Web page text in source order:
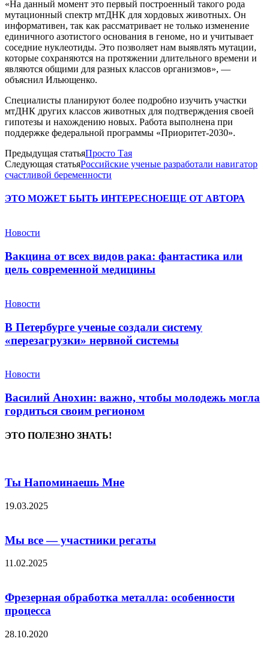
«На данный момент это первый построенный такого рода
мутационный спектр мтДНК для хордовых животных. Он
информативен, так как рассматривает не только изменение
единичного азотистого основания в геноме, но и учитывает
соседние нуклеотиды. Это позволяет нам выявлять мутации,
которые сохраняются на протяжении длительного времени и
являются общими для разных классов организмов», —
объяснил Ильющенко.
Специалисты планируют более подробно изучить участки
мтДНК других классов животных для подтверждения своей
гипотезы и нахождению новых. Работа выполнена при
поддержке федеральной программы «Приоритет-2030».
Предыдущая статьяПросто Тая
Следующая статьяРоссийские ученые разработали навигатор
счастливой беременности
ЭТО МОЖЕТ БЫТЬ ИНТЕРЕСНОЕЩЕ ОТ АВТОРА
Новости
Вакцина от всех видов рака: фантастика или
цель современной медицины
Новости
В Петербурге ученые создали систему
«перезагрузки» нервной системы
Новости
Василий Анохин: важно, чтобы молодежь могла
гордиться своим регионом
ЭТО ПОЛЕЗНО ЗНАТЬ!
Ты Напоминаешь Мне
19.03.2025
Мы все — участники регаты
11.02.2025
Фрезерная обработка металла: особенности
процесса
28.10.2020